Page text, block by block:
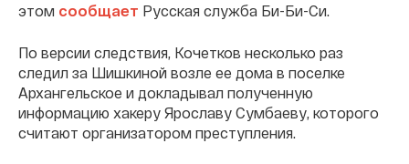
этом сообщает Русская служба Би-Би-Си.
По версии следствия, Кочетков несколько раз
следил за Шишкиной возле ее дома в поселке
Архангельское и докладывал полученную
информацию хакеру Ярославу Сумбаеву, которого
считают организатором преступления.